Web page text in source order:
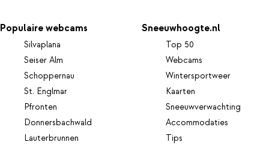
Populaire webcams
Silvaplana
Seiser Alm
Schoppernau
St. Englmar
Pfronten
Donnersbachwald
Lauterbrunnen
Sneeuwhoogte.nl
Top 50
Webcams
Wintersportweer
Kaarten
Sneeuwverwachting
Accommodaties
Tips